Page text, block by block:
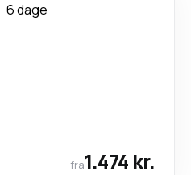
6 dage
fra1.474 kr.